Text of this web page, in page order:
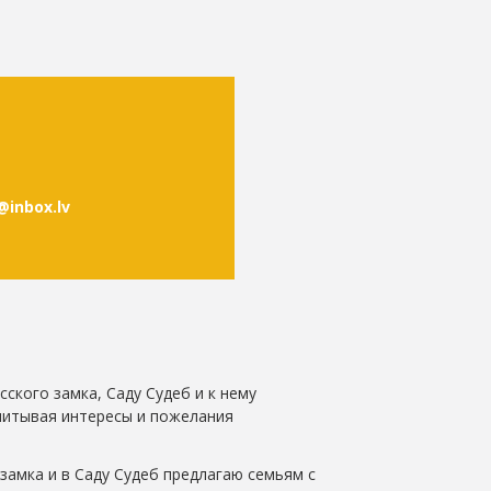
замка, Саду Судеб и к нему
интересы и пожелания
и в Саду Судеб предлагаю семьям с